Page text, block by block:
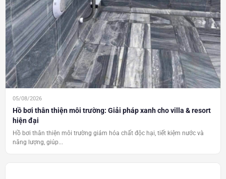
05/08/2026
Hồ bơi thân thiện môi trường: Giải pháp xanh cho villa & resort
hiện đại
Hồ bơi thân thiện môi trường giảm hóa chất độc hại, tiết kiệm nước và
năng lượng, giúp...